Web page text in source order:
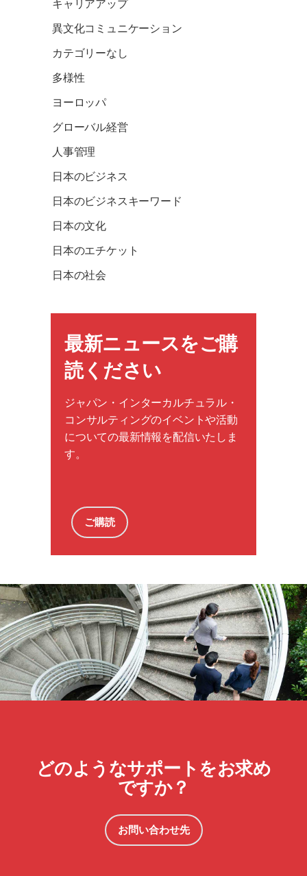
キャリアアップ
異文化コミュニケーション
カテゴリーなし
多様性
ヨーロッパ
グローバル経営
人事管理
日本のビジネス
日本のビジネスキーワード
日本の文化
日本のエチケット
日本の社会
最新ニュースをご購
読ください
ジャパン・インターカルチュラル・
コンサルティングのイベントや活動
についての最新情報を配信いたしま
す。
ご購読
どのようなサポートをお求め
ですか？
お問い合わせ先